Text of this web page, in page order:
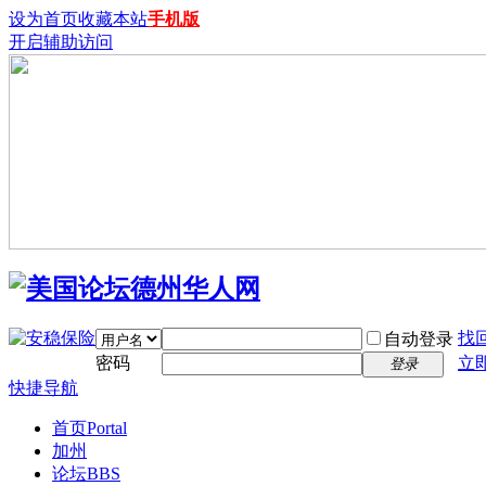
设为首页收藏本站手机版
开启辅助访问
自动登录 找
密码
登录
立
快捷导航
首页Portal
加州
论坛BBS